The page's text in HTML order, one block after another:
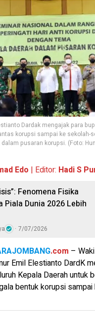
Dardak mengajak para
korupsi sampai ke sekolah-
pusaran korupsi. (Foto:
Edo | Editor: Hadi S
Fenomena Fisika
Piala Dunia 2026 Lebih
7/07/2026
.com –
Emil Elestianto DardK
Kepala Daerah untuk
bentuk korupsi